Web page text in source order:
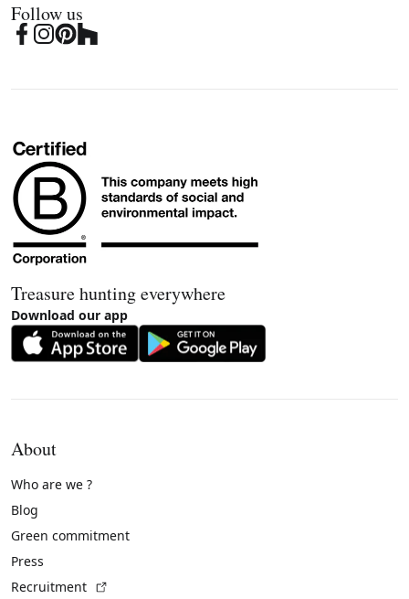
Follow us
Treasure hunting everywhere
Download our app
About
Who are we ?
Blog
Green commitment
Press
Recruitment